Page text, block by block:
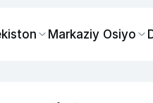
Markaziy Osiyo